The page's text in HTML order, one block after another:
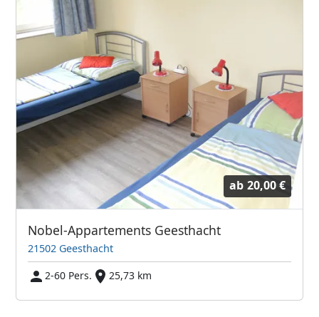
ab 20,00 €
Nobel-Appartements Geesthacht
21502 Geesthacht
2-60 Pers.
25,73 km